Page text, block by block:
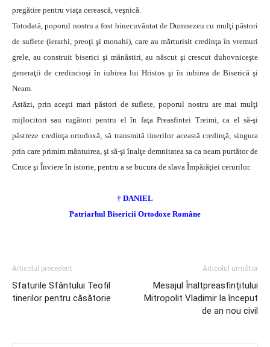
pregătire pentru viaţa cerească, veşnică.
Totodată, poporul nostru a fost binecuvântat de Dumnezeu cu mulţi păstori
de suflete (ierarhi, preoţi şi monahi), care au mărturisit credinţa în vremuri
grele, au construit biserici şi mănăstiri, au născut şi crescut duhovniceşte
generaţii de credincioşi în iubirea lui Hristos şi în iubirea de Biserică şi
Neam.
Astăzi, prin aceşti mari păstori de suflete, poporul nostru are mai mulţi
mijlocitori sau rugători pentru el în faţa Preasfintei Treimi, ca el să-şi
păstreze credinţa ortodoxă, să transmită tinerilor această credinţă, singura
prin care primim mântuirea, şi să-şi înalţe demnitatea sa ca neam purtător de
Cruce şi Înviere în istorie, pentru a se bucura de slava Împărăţiei cerurilor.
† DANIEL
Patriarhul Bisericii Ortodoxe Române
Articolul precedent
Sfaturile Sfântului Teofil
tinerilor pentru căsătorie
Articolul următor
Mesajul Înaltpreasfințitului
Mitropolit Vladimir la început
de an nou civil